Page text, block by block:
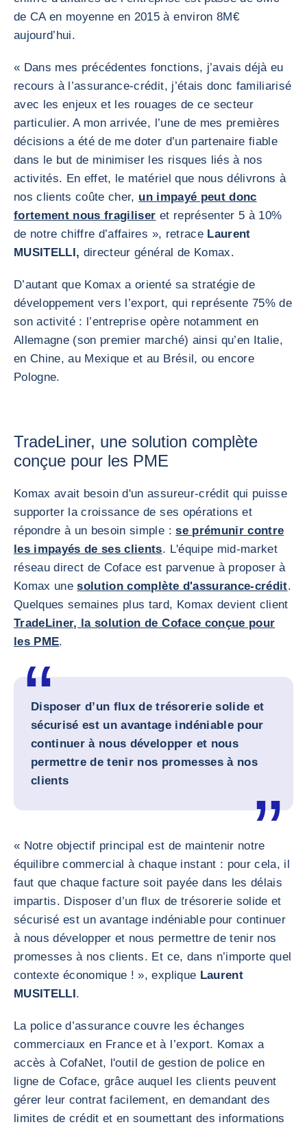
de CA en moyenne en 2015 à environ 8M€
aujourd’hui.
« Dans mes précédentes fonctions, j’avais déjà eu
recours à l’assurance-crédit, j’étais donc familiarisé
avec les enjeux et les rouages de ce secteur
particulier. A mon arrivée, l’une de mes premières
décisions a été de me doter d’un partenaire fiable
dans le but de minimiser les risques liés à nos
activités. En effet, le matériel que nous délivrons à
nos clients coûte cher, un impayé peut donc
fortement nous fragiliser et représenter 5 à 10%
de notre chiffre d’affaires », retrace Laurent
MUSITELLI, directeur général de Komax.
D’autant que Komax a orienté sa stratégie de
développement vers l’export, qui représente 75% de
son activité : l’entreprise opère notamment en
Allemagne (son premier marché) ainsi qu’en Italie,
en Chine, au Mexique et au Brésil, ou encore
Pologne.
TradeLiner, une solution complète
conçue pour les PME
Komax avait besoin d'un assureur-crédit qui puisse
supporter la croissance de ses opérations et
répondre à un besoin simple :se prémunir contre
les impayés de ses clients. L'équipe mid-market
réseau direct de Coface est parvenue à proposer à
Komax unesolution complète d'assurance-crédit.
Quelques semaines plus tard, Komax devient client
TradeLiner, la solution de Coface conçue pour
les PME.
Disposer d’un flux de trésorerie solide et
sécurisé est un avantage indéniable pour
continuer à nous développer et nous
permettre de tenir nos promesses à nos
clients
« Notre objectif principal est de maintenir notre
équilibre commercial à chaque instant : pour cela, il
faut que chaque facture soit payée dans les délais
impartis. Disposer d’un flux de trésorerie solide et
sécurisé est un avantage indéniable pour continuer
à nous développer et nous permettre de tenir nos
promesses à nos clients. Et ce, dans n’importe quel
contexte économique ! », explique Laurent
MUSITELLI.
La police d’assurance couvre les échanges
commerciaux en France et à l’export. Komax a
accès à CofaNet, l'outil de gestion de police en
ligne de Coface, grâce auquel les clients peuvent
gérer leur contrat facilement, en demandant des
limites de crédit et en soumettant des informations